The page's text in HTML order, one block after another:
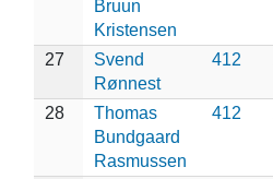
Bruun
Kristensen
27
Svend
Rønnest
412
28
Thomas
Bundgaard
Rasmussen
412